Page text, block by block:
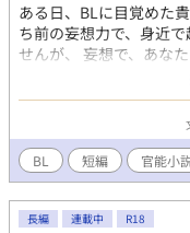
ある日、BLに目覚めた
ち前の妄想力で、身近
せんが、 妄想で、あな
ません。 真宵子のとん
を保て！
BL 短編 官能小
長編 連載中 R18